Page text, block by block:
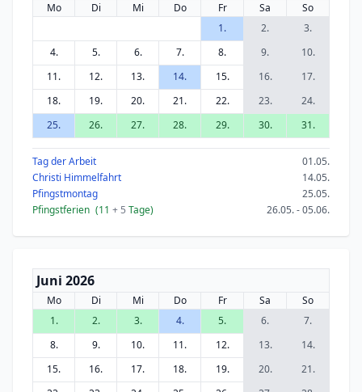
Mo Di Mi Do Fr Sa
So
1.
2.
3.
4.
5. 6. 7. 8. 9.
10.
11.
12. 13. 14. 15. 16.
17.
18.
19. 20. 21. 22. 23.
24.
25.
26. 27. 28. 29. 30. 31.
Tag der Arbeit
01.05.
Christi Himmelfahrt
14.05.
Pfingstmontag
25.05.
Pfingstferien (11 + 5 Tage) 26.05. - 05.06.
Juni 2026
Mo Di Mi Do Fr Sa
So
1.
2. 3. 4. 5. 6.
7.
8.
9. 10. 11. 12. 13.
14.
15.
16. 17. 18. 19. 20.
21.